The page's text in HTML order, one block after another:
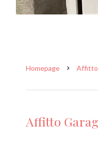
Homepage Affitto
Affitto